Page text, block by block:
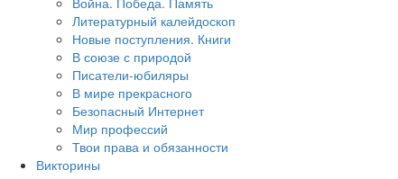
Литературный калейдоскоп
Новые поступления. Книги
В союзе с природой
Писатели-юбиляры
В мире прекрасного
Безопасный Интернет
Мир профессий
Твои права и обязанности
Викторины